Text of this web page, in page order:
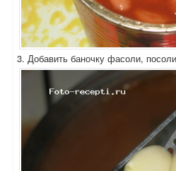
3. Добавить баночку фасоли,